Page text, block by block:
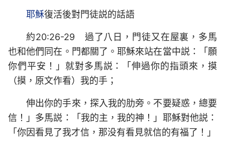
耶穌復活後對門徒説的話語
約20:26-29 過了八日，門徒又在屋裏，多馬
也和他們同在。門都關了。耶穌來站在當中説：「願
你們平安！」就對多馬説：「伸過你的指頭來，摸
（摸，原文作看）我的手；
伸出你的手來，探入我的肋旁。不要疑惑，總要
信！」多馬説：「我的主，我的神！」耶穌對他説：
「你因看見了我才信，那没有看見就信的有福了！」